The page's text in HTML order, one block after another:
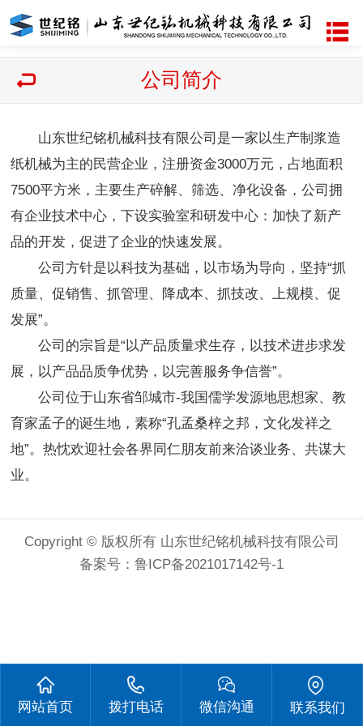
公司简介
山东世纪铭机械科技有限公司是一家以生产制浆造
纸机械为主的民营企业，注册资金3000万元，占地面积
7500平方米，主要生产碎解、筛选、净化设备，公司拥
有企业技术中心，下设实验室和研发中心：加快了新产
品的开发，促进了企业的快速发展。
公司方针是以科技为基础，以市场为导向，坚持“抓
质量、促销售、抓管理、降成本、抓技改、上规模、促
发展”。
公司的宗旨是“以产品质量求生存，以技术进步求发
展，以产品品质争优势，以完善服务争信誉”。
公司位于山东省邹城市-我国儒学发源地思想家、教
育家孟子的诞生地，素称“孔孟桑梓之邦，文化发祥之
地”。热忱欢迎社会各界同仁朋友前来洽谈业务、共谋大
业。
Copyright © 版权所有 山东世纪铭机械科技有限公司
备案号： 鲁ICP备2021017142号-1
网站首页 拨打电话 微信沟通 联系我们